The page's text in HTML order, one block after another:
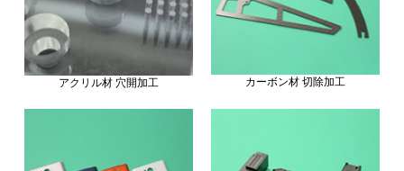
アクリル材 穴開加工 カーボン材 切除加工